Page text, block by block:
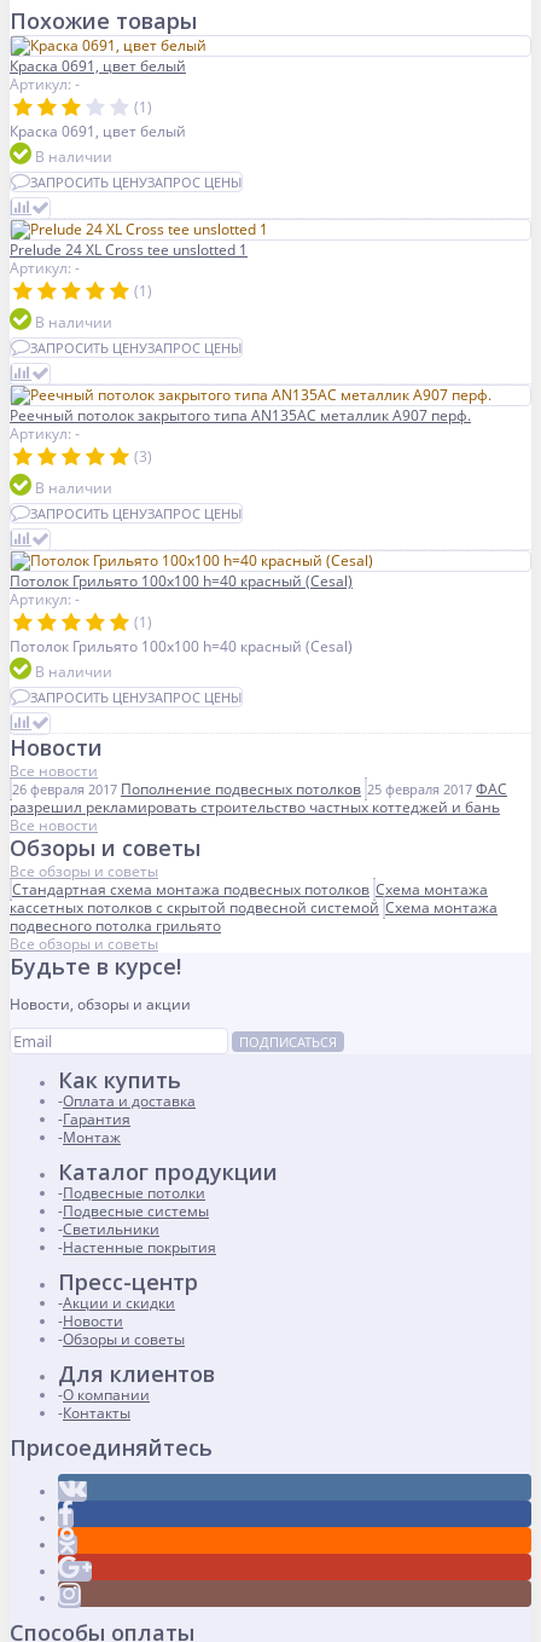
Похожие товары
Краска 0691, цвет белый
Артикул: -
(1)
Краска 0691, цвет белый
В наличии
ЗАПРОСИТЬ ЦЕНУЗАПРОС ЦЕНЫ
Prelude 24 XL Cross tee unslotted 1
Артикул: -
(1)
В наличии
ЗАПРОСИТЬ ЦЕНУЗАПРОС ЦЕНЫ
Реечный потолок закрытого типа AN135AС металлик А907 перф.
Артикул: -
(3)
В наличии
ЗАПРОСИТЬ ЦЕНУЗАПРОС ЦЕНЫ
Потолок Грильято 100x100 h=40 красный (Cesal)
Артикул: -
(1)
Потолок Грильято 100x100 h=40 красный (Cesal)
В наличии
ЗАПРОСИТЬ ЦЕНУЗАПРОС ЦЕНЫ
Новости
Все новости
26 февраля 2017 Пополнение подвесных потолков 25 февраля 2017 ФАС
разрешил рекламировать строительство частных коттеджей и бань
Все новости
Обзоры и советы
Все обзоры и советы
Стандартная схема монтажа подвесных потолков Схема монтажа
кассетных потолков с скрытой подвесной системой Схема монтажа
подвесного потолка грильято
Все обзоры и советы
Будьте в курсе!
Новости, обзоры и акции
ПОДПИСАТЬСЯ
Как купить
Оплата и доставка
Гарантия
Монтаж
Каталог продукции
Подвесные потолки
Подвесные системы
Светильники
Настенные покрытия
Пресс-центр
Акции и скидки
Новости
Обзоры и советы
Для клиентов
О компании
Контакты
Присоединяйтесь
Способы оплаты